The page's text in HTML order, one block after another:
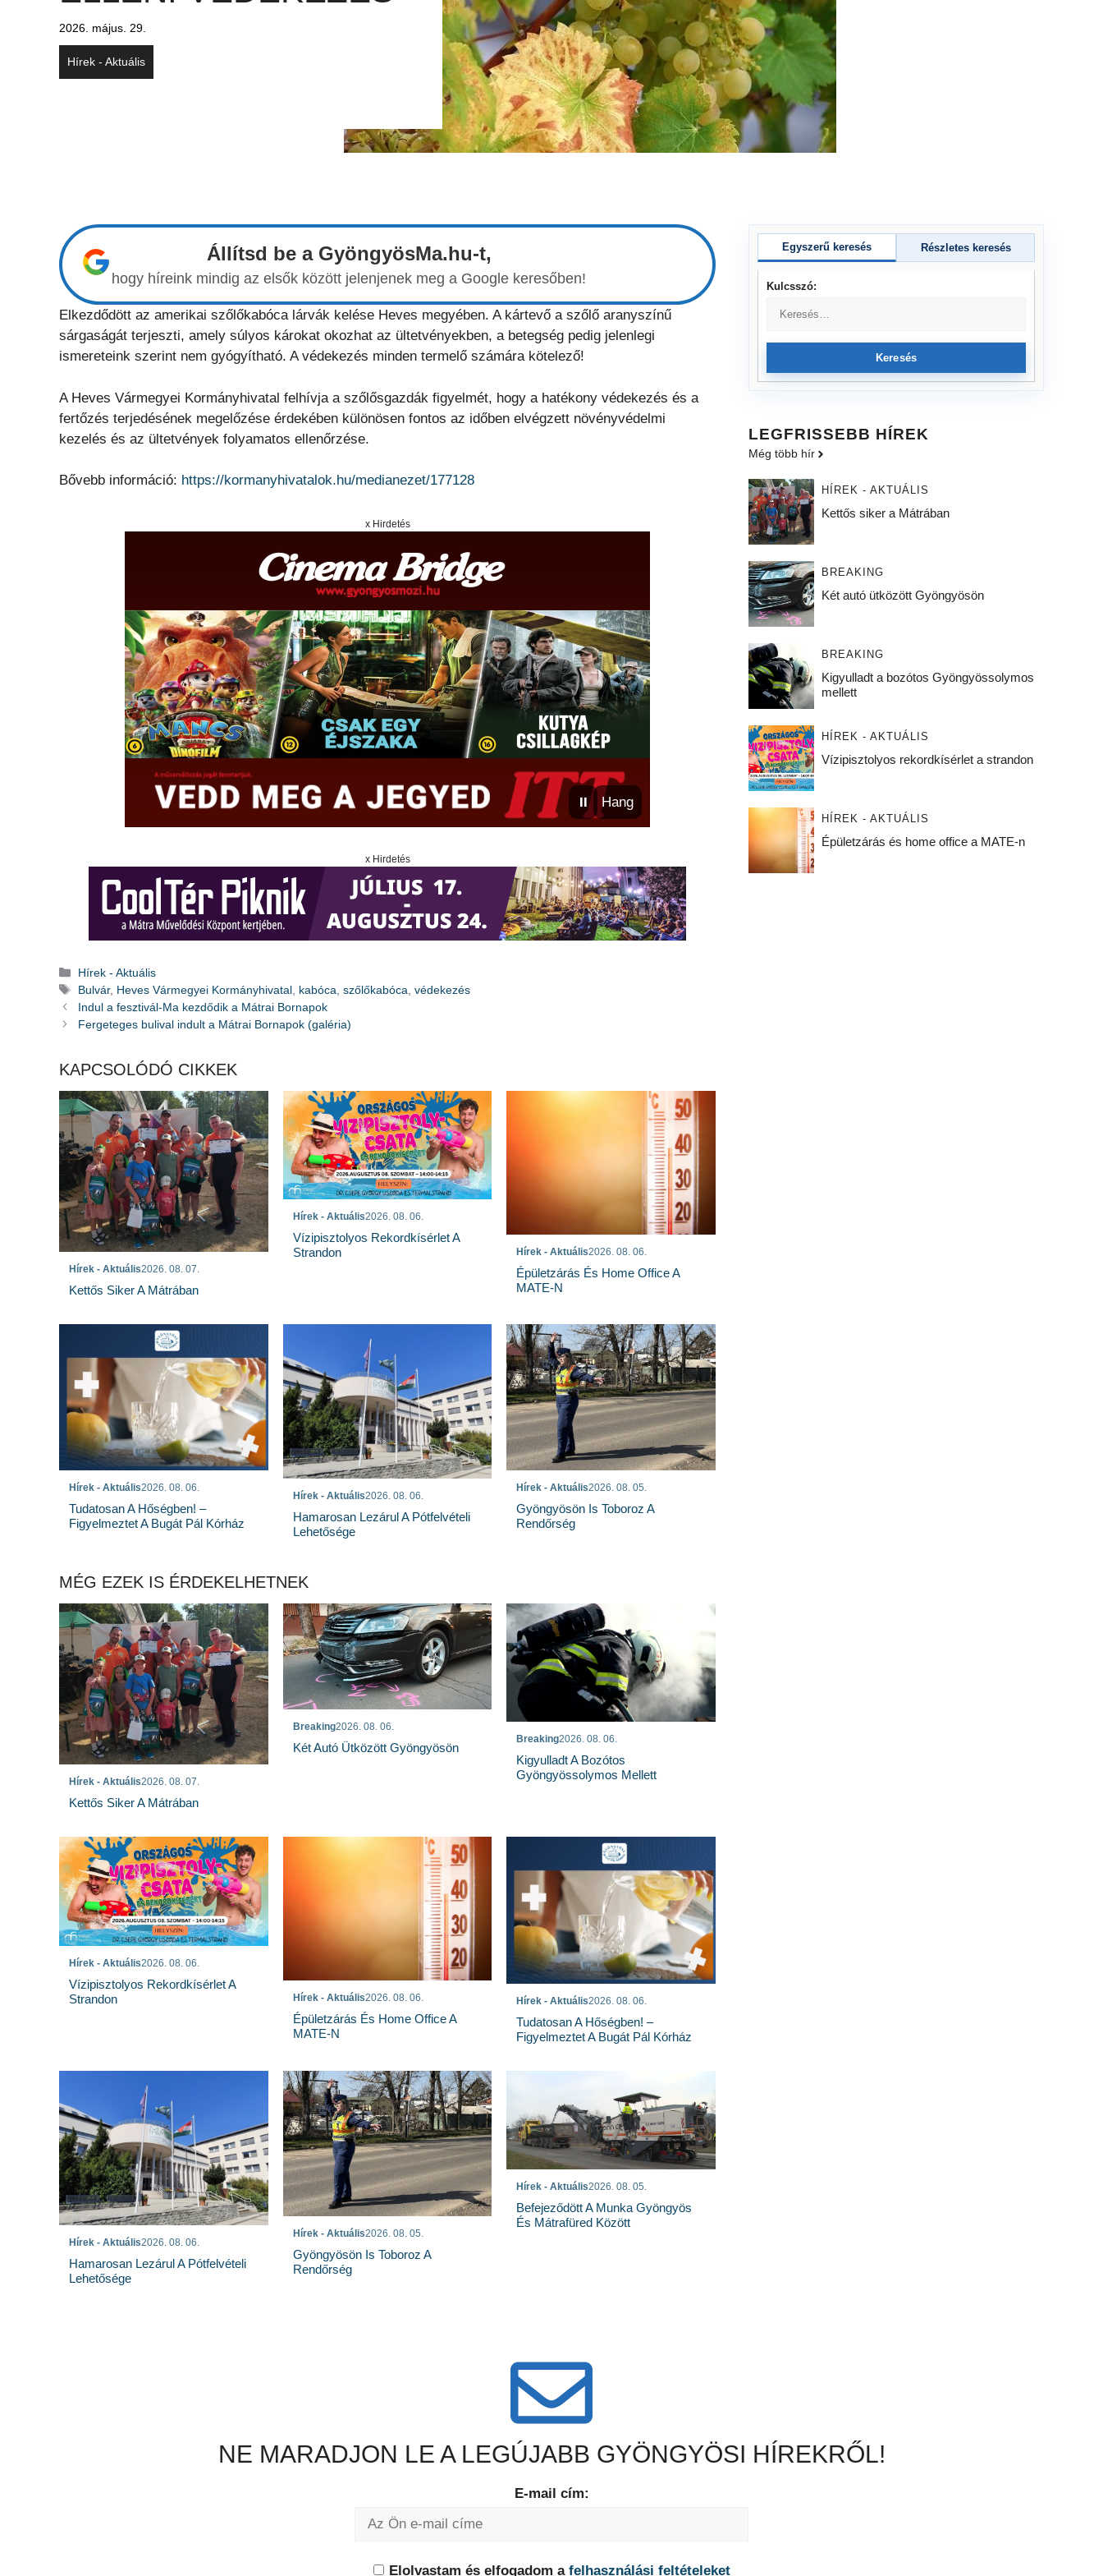
2026. május. 29.
Hírek - Aktuális
Állítsd be a GyöngyösMa.hu-t,
hogy híreink mindig az elsők között jelenjenek meg a Google keresőben!
Elkezdődött az amerikai szőlőkabóca lárvák kelése Heves megyében. A kártevő a szőlő aranyszínű
sárgaságát terjeszti, amely súlyos károkat okozhat az ültetvényekben, a betegség pedig jelenlegi
ismereteink szerint nem gyógyítható. A védekezés minden termelő számára kötelező!
A Heves Vármegyei Kormányhivatal felhívja a szőlősgazdák figyelmét, hogy a hatékony védekezés és a
fertőzés terjedésének megelőzése érdekében különösen fontos az időben elvégzett növényvédelmi
kezelés és az ültetvények folyamatos ellenőrzése.
Bővebb információ: https://kormanyhivatalok.hu/medianezet/177128
x Hirdetés
⏸ Hang
x Hirdetés
Kategória
Hírek - Aktuális
Címkék
Bulvár, Heves Vármegyei Kormányhivatal kabóca ,szőlőkabóca ,védekezés
Indul a fesztivál-Ma kezdődik a Mátrai Bornapok
Fergeteges bulival indult a Mátrai Bornapok (galéria)
KAPCSOLÓDÓ CIKKEK
Hírek - Aktuális2026. 08. 07.
Kettős Siker A Mátrában
Hírek - Aktuális2026. 08. 06.
Vízipisztolyos Rekordkísérlet A
Strandon
Hírek - Aktuális2026. 08. 06.
Épületzárás És Home Office A
MATE-N
Hírek - Aktuális2026. 08. 06.
Tudatosan A Hőségben! –
Figyelmeztet A Bugát Pál Kórház
Hírek - Aktuális2026. 08. 06.
Hamarosan Lezárul A Pótfelvételi
Lehetősége
Hírek - Aktuális2026. 08. 05.
Gyöngyösön Is Toboroz A
Rendőrség
MÉG EZEK IS ÉRDEKELHETNEK
Hírek - Aktuális2026. 08. 07.
Kettős Siker A Mátrában
Breaking2026. 08. 06.
Két Autó Ütközött Gyöngyösön
Breaking2026. 08. 06.
Kigyulladt A Bozótos
Gyöngyössolymos Mellett
Hírek - Aktuális2026. 08. 06.
Vízipisztolyos Rekordkísérlet A
Strandon
Hírek - Aktuális2026. 08. 06.
Épületzárás És Home Office A
MATE-N
Hírek - Aktuális2026. 08. 06.
Tudatosan A Hőségben! –
Figyelmeztet A Bugát Pál Kórház
Hírek - Aktuális2026. 08. 06.
Hamarosan Lezárul A Pótfelvételi
Lehetősége
Hírek - Aktuális2026. 08. 05.
Gyöngyösön Is Toboroz A
Rendőrség
Hírek - Aktuális2026. 08. 05.
Befejeződött A Munka Gyöngyös
És Mátrafüred Között
Egyszerű keresés Részletes keresés
Kulcsszó:
Keresés
LEGFRISSEBB HÍREK
Még több hír
HÍREK - AKTUÁLIS
Kettős siker a Mátrában
BREAKING
Két autó ütközött Gyöngyösön
BREAKING
Kigyulladt a bozótos Gyöngyössolymos
mellett
HÍREK - AKTUÁLIS
Vízipisztolyos rekordkísérlet a strandon
HÍREK - AKTUÁLIS
Épületzárás és home office a MATE-n
NE MARADJON LE A LEGÚJABB GYÖNGYÖSI HÍREKRŐL!
E-mail cím:
Elolvastam és elfogadom a felhasználási feltételeket